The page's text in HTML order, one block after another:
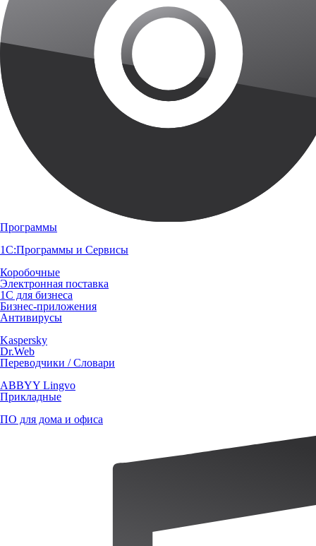
Программы
1С:Программы и Сервисы
Коробочные
Электронная поставка
1С для бизнеса
Бизнес-приложения
Антивирусы
Kaspersky
Dr.Web
Переводчики / Словари
ABBYY Lingvo
Прикладные
ПО для дома и офиса